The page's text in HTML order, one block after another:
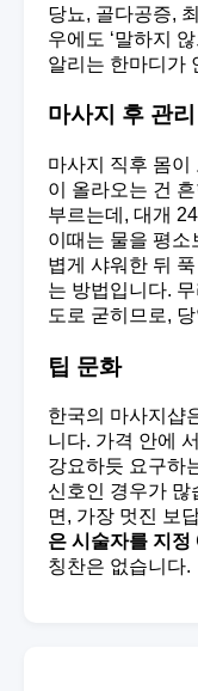
당뇨, 골다공증,
우에도 ‘말하지
알리는 한마디가
마사지 후 관리
마사지 직후 몸
이 올라오는 건
부르는데, 대개
이때는 물을 평소
볍게 샤워한 뒤
는 방법입니다.
도로 굳히므로,
팁 문화
한국의 마사지샵
니다. 가격 안에
강요하듯 요구하
신호인 경우가
면, 가장 멋진 보
은 시술자를 지정
칭찬은 없습니다.